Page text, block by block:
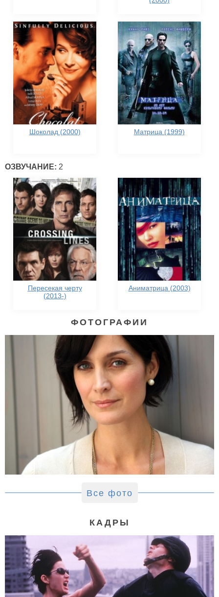
Шоколад (2000) Матрица (1999)
ОЗВУЧАНИЕ: 2
Пересекая черту
(2013-)
Аниматрица (2003)
ФОТОГРАФИИ
Все фото
КАДРЫ